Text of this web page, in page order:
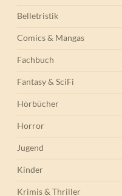
Belletristik
Comics & Mangas
Fachbuch
Fantasy & SciFi
Hörbücher
Horror
Jugend
Kinder
Krimis & Thriller